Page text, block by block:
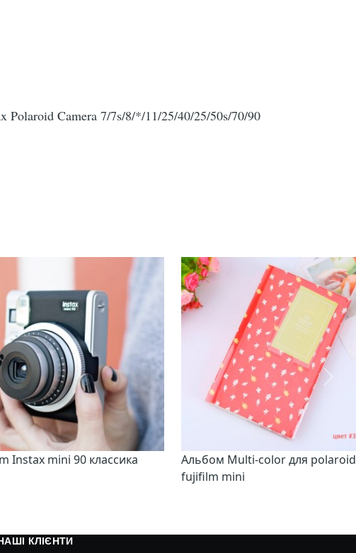
Polaroid Camera 7/7s/8/*/11/25/40/25/50s/70/90
Instax mini 90 классика
Альбом Multi-color для polaroid
fujifilm mini
КЛІЄНТИ